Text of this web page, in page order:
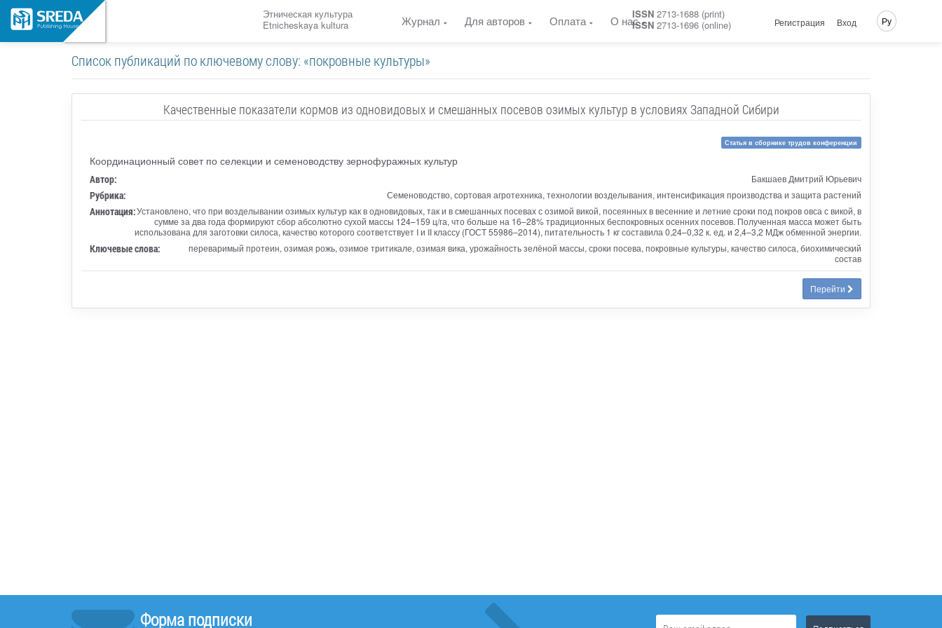
Этническая культура
Etnicheskaya kultura
Журнал Для авторов Оплата О насISSN 2713-1688 (print)
ISSN 2713-1696 (online) Регистрация Вход Ру
Список публикаций по ключевому слову: «покровные культуры»
Качественные показатели кормов из одновидовых и смешанных посевов озимых культур в условиях Западной Сибири
Статья в сборнике трудов конференции
Координационный совет по селекции и семеноводству зернофуражных культур
Автор: Бакшаев Дмитрий Юрьевич
Рубрика: Семеноводство, сортовая агротехника, технологии возделывания, интенсификация производства и защита растений
Аннотация:Установлено, что при возделывании озимых культур как в одновидовых, так и в смешанных посевах с озимой викой, посеянных в весенние и летние сроки под покров овса с викой, в
сумме за два года формируют сбор абсолютно сухой массы 124–159 ц/га, что больше на 16–28% традиционных беспокровных осенних посевов. Полученная масса может быть
использована для заготовки силоса, качество которого соответствует I и II классу (ГОСТ 55986–2014), питательность 1 кг составила 0,24–0,32 к. ед. и 2,4–3,2 МДж обменной энергии.
Ключевые слова:
переваримый протеин, озимая рожь, озимое тритикале, озимая вика, урожайность зелёной массы, сроки посева, покровные культуры, качество силоса, биохимический
состав
Перейти
Форма подписки